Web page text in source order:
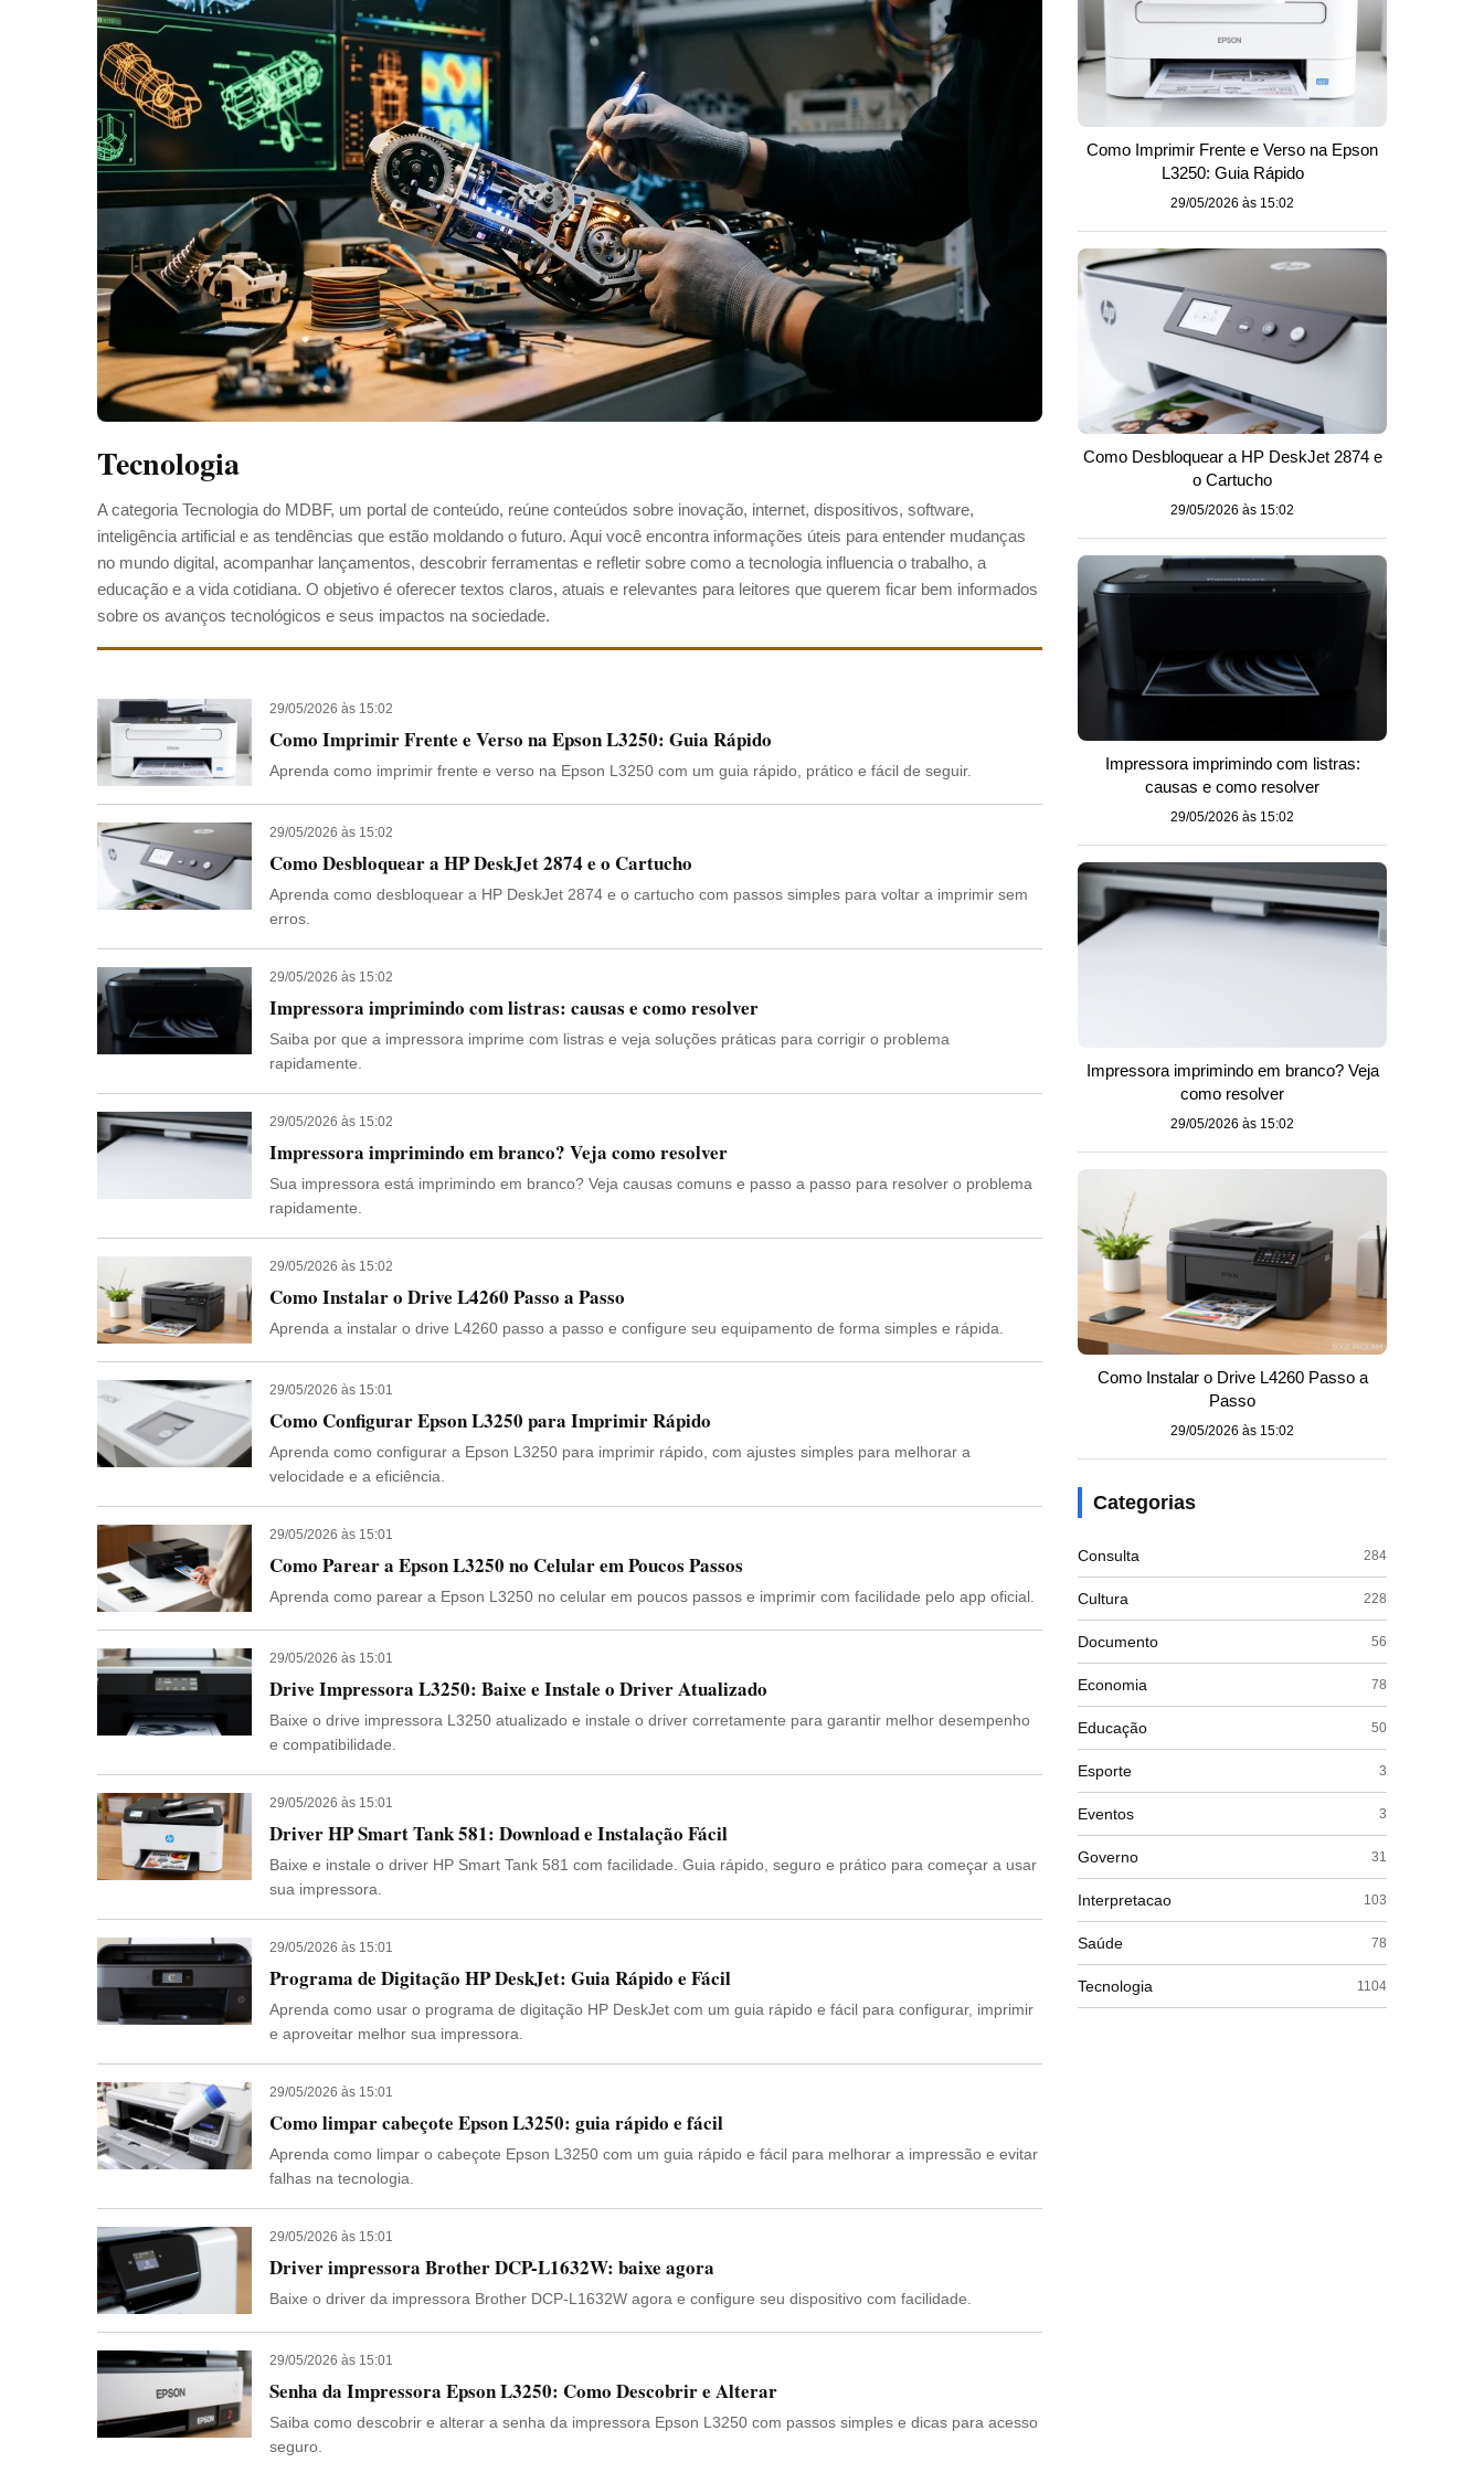
Tecnologia
A categoria Tecnologia do MDBF, um portal de conteúdo, reúne conteúdos sobre inovação, internet, dispositivos, software,
inteligência artificial e as tendências que estão moldando o futuro. Aqui você encontra informações úteis para entender mudanças
no mundo digital, acompanhar lançamentos, descobrir ferramentas e refletir sobre como a tecnologia influencia o trabalho, a
educação e a vida cotidiana. O objetivo é oferecer textos claros, atuais e relevantes para leitores que querem ficar bem informados
sobre os avanços tecnológicos e seus impactos na sociedade.
29/05/2026 às 15:02
Como Imprimir Frente e Verso na Epson L3250: Guia Rápido
Aprenda como imprimir frente e verso na Epson L3250 com um guia rápido, prático e fácil de seguir.
29/05/2026 às 15:02
Como Desbloquear a HP DeskJet 2874 e o Cartucho
Aprenda como desbloquear a HP DeskJet 2874 e o cartucho com passos simples para voltar a imprimir sem
erros.
29/05/2026 às 15:02
Impressora imprimindo com listras: causas e como resolver
Saiba por que a impressora imprime com listras e veja soluções práticas para corrigir o problema
rapidamente.
29/05/2026 às 15:02
Impressora imprimindo em branco? Veja como resolver
Sua impressora está imprimindo em branco? Veja causas comuns e passo a passo para resolver o problema
rapidamente.
29/05/2026 às 15:02
Como Instalar o Drive L4260 Passo a Passo
Aprenda a instalar o drive L4260 passo a passo e configure seu equipamento de forma simples e rápida.
29/05/2026 às 15:01
Como Configurar Epson L3250 para Imprimir Rápido
Aprenda como configurar a Epson L3250 para imprimir rápido, com ajustes simples para melhorar a
velocidade e a eficiência.
29/05/2026 às 15:01
Como Parear a Epson L3250 no Celular em Poucos Passos
Aprenda como parear a Epson L3250 no celular em poucos passos e imprimir com facilidade pelo app oficial.
29/05/2026 às 15:01
Drive Impressora L3250: Baixe e Instale o Driver Atualizado
Baixe o drive impressora L3250 atualizado e instale o driver corretamente para garantir melhor desempenho
e compatibilidade.
29/05/2026 às 15:01
Driver HP Smart Tank 581: Download e Instalação Fácil
Baixe e instale o driver HP Smart Tank 581 com facilidade. Guia rápido, seguro e prático para começar a usar
sua impressora.
29/05/2026 às 15:01
Programa de Digitação HP DeskJet: Guia Rápido e Fácil
Aprenda como usar o programa de digitação HP DeskJet com um guia rápido e fácil para configurar, imprimir
e aproveitar melhor sua impressora.
29/05/2026 às 15:01
Como limpar cabeçote Epson L3250: guia rápido e fácil
Aprenda como limpar o cabeçote Epson L3250 com um guia rápido e fácil para melhorar a impressão e evitar
falhas na tecnologia.
29/05/2026 às 15:01
Driver impressora Brother DCP-L1632W: baixe agora
Baixe o driver da impressora Brother DCP-L1632W agora e configure seu dispositivo com facilidade.
29/05/2026 às 15:01
Senha da Impressora Epson L3250: Como Descobrir e Alterar
Saiba como descobrir e alterar a senha da impressora Epson L3250 com passos simples e dicas para acesso
seguro.
Como Imprimir Frente e Verso na Epson
L3250: Guia Rápido
29/05/2026 às 15:02
Como Desbloquear a HP DeskJet 2874 e
o Cartucho
29/05/2026 às 15:02
Impressora imprimindo com listras:
causas e como resolver
29/05/2026 às 15:02
Impressora imprimindo em branco? Veja
como resolver
29/05/2026 às 15:02
Como Instalar o Drive L4260 Passo a
Passo
29/05/2026 às 15:02
Categorias
Consulta 284
Cultura 228
Documento 56
Economia 78
Educação 50
Esporte 3
Eventos 3
Governo 31
Interpretacao 103
Saúde 78
Tecnologia 1104